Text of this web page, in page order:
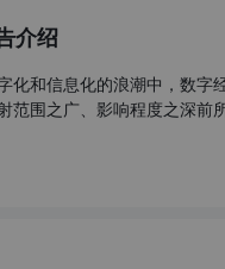
介绍
化和信息化的浪潮中，数字
范围之广、影响程度之深前